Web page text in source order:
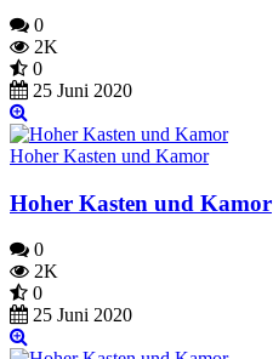
0
2K
0
25 Juni 2020
Hoher Kasten und Kamor
Hoher Kasten und Kamor
0
2K
0
25 Juni 2020